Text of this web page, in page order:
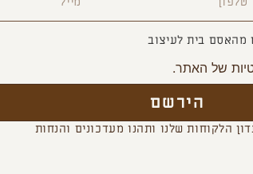
YOU MAY
מהאסם בית לעיצוב
של האתר.
הירשם
הלקוחות שלנו ותהנו מעדכונים והנחות